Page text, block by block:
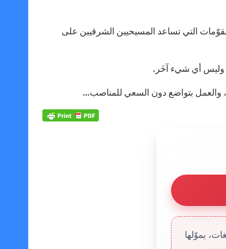
التي تساعد المسيحيين الشرقيين على
يموّلها